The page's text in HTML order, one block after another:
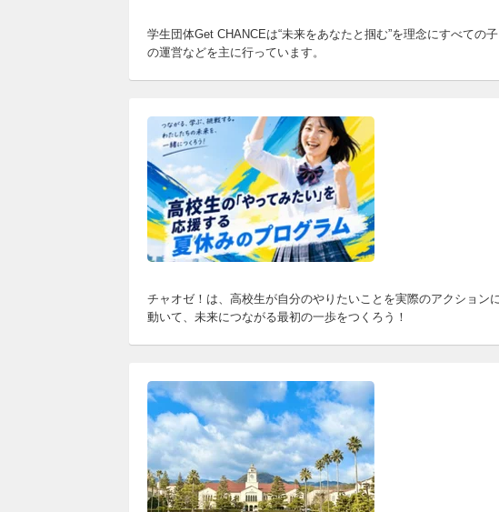
学生団体Get CHANCEは“未来をあなたと掴む”を理念にすべて
の運営などを主に行っています。
チャオゼ！は、高校生が自分のやりたいことを実際のアクション
動いて、未来につながる最初の一歩をつくろう！